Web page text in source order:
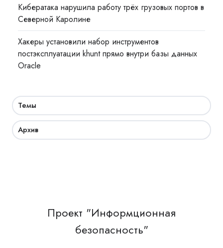
Кибератака нарушила работу трёх грузовых портов в
Северной Каролине
Хакеры установили набор инструментов
постэксплуатации khunt прямо внутри базы данных
Oracle
Темы
Архив
Проект "Информционная
безопасность"